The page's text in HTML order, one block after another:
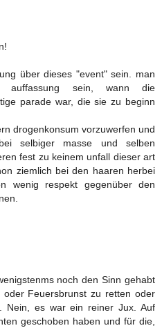
über dieses "event" sein. man
auffassung sein, wann die
parade war, die sie zu beginn
drogenkonsum vorzuwerfen und
selbiger masse und selben
fest zu keinem unfall dieser art
ziemlich bei den haaren herbei
wenig respekt gegenüber den
noch den Sinn gehabt
Feuersbrunst zu retten oder
Nein, es war ein reiner Jux. Auf
geschoben haben und für die,